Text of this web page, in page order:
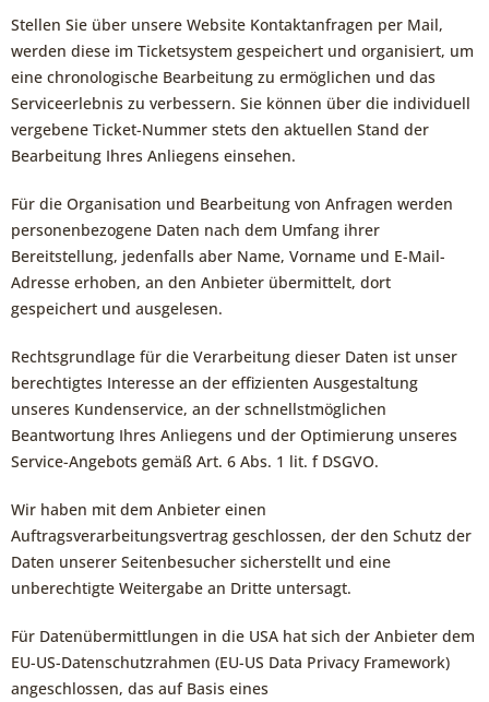
Stellen Sie über unsere Website Kontaktanfragen per Mail,
werden diese im Ticketsystem gespeichert und organisiert, um
eine chronologische Bearbeitung zu ermöglichen und das
Serviceerlebnis zu verbessern. Sie können über die individuell
vergebene Ticket-Nummer stets den aktuellen Stand der
Bearbeitung Ihres Anliegens einsehen.
Für die Organisation und Bearbeitung von Anfragen werden
personenbezogene Daten nach dem Umfang ihrer
Bereitstellung, jedenfalls aber Name, Vorname und E-Mail-
Adresse erhoben, an den Anbieter übermittelt, dort
gespeichert und ausgelesen.
Rechtsgrundlage für die Verarbeitung dieser Daten ist unser
berechtigtes Interesse an der effizienten Ausgestaltung
unseres Kundenservice, an der schnellstmöglichen
Beantwortung Ihres Anliegens und der Optimierung unseres
Service-Angebots gemäß Art. 6 Abs. 1 lit. f DSGVO.
Wir haben mit dem Anbieter einen
Auftragsverarbeitungsvertrag geschlossen, der den Schutz der
Daten unserer Seitenbesucher sicherstellt und eine
unberechtigte Weitergabe an Dritte untersagt.
Für Datenübermittlungen in die USA hat sich der Anbieter dem
EU-US-Datenschutzrahmen (EU-US Data Privacy Framework)
angeschlossen, das auf Basis eines